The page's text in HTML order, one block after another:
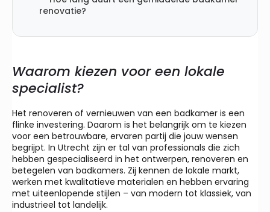
renovatie?
Waarom kiezen voor een lokale
specialist?
Het renoveren of vernieuwen van een badkamer is een
flinke investering. Daarom is het belangrijk om te kiezen
voor een betrouwbare, ervaren partij die jouw wensen
begrijpt. In Utrecht zijn er tal van professionals die zich
hebben gespecialiseerd in het ontwerpen, renoveren en
betegelen van badkamers. Zij kennen de lokale markt,
werken met kwalitatieve materialen en hebben ervaring
met uiteenlopende stijlen – van modern tot klassiek, van
industrieel tot landelijk.